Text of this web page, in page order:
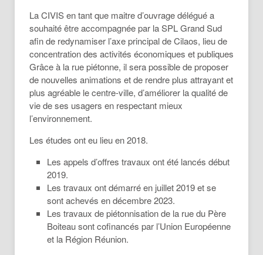
La CIVIS en tant que maitre d’ouvrage délégué a
souhaité être accompagnée par la SPL Grand Sud
afin de redynamiser l’axe principal de Cilaos, lieu de
concentration des activités économiques et publiques
Grâce à la rue piétonne, il sera possible de proposer
de nouvelles animations et de rendre plus attrayant et
plus agréable le centre-ville, d’améliorer la qualité de
vie de ses usagers en respectant mieux
l’environnement.
Les études ont eu lieu en 2018.
Les appels d’offres travaux ont été lancés début
2019.
Les travaux ont démarré en juillet 2019 et se
sont achevés en décembre 2023.
Les travaux de piétonnisation de la rue du Père
Boiteau sont cofinancés par l’Union Européenne
et la Région Réunion.